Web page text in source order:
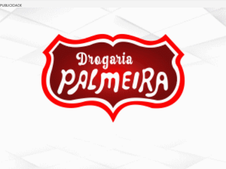
PUBLICIDADE